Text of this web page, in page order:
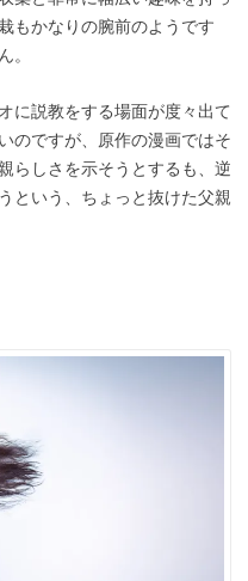
もかなりの腕前のようです
。
に説教をする場面が度々出て
のですが、原作の漫画ではそ
らしさを示そうとするも、逆
という、ちょっと抜けた父親